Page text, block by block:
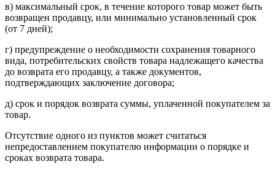
в) максимальный срок, в течение которого товар может быть
возвращен продавцу, или минимально установленный срок
(от 7 дней);
г) предупреждение о необходимости сохранения товарного
вида, потребительских свойств товара надлежащего качества
до возврата его продавцу, а также документов,
подтверждающих заключение договора;
д) срок и порядок возврата суммы, уплаченной покупателем за
товар.
Отсутствие одного из пунктов может считаться
непредоставлением покупателю информации о порядке и
сроках возврата товара.